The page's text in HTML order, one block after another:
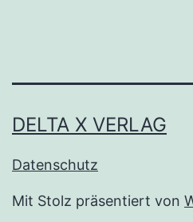
DELTA X VERLAG
Datenschutz
Mit Stolz präsentiert von